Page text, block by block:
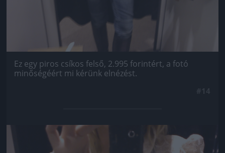
Ez egy piros csíkos felső, 2.995 forintért, a fotó
minőségéért mi kérünk elnézést.
Jön még kép!